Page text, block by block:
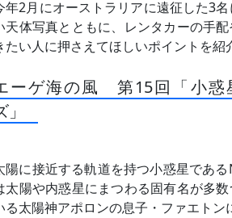
年2月にオーストラリアに遠征した3
天体写真とともに、レンタカーの手
たい人に押さえてほしいポイントを紹
ーゲ海の風 第15回「小惑
」
陽に接近する軌道を持つ小惑星であ
太陽や内惑星にまつわる固有名が多
る太陽神アポロンの息子・ファエトン